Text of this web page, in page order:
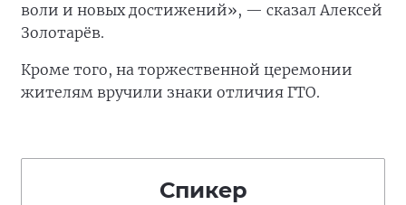
воли и новых достижений», — сказал Алексей
Золотарёв.
Кроме того, на торжественной церемонии
жителям вручили знаки отличия ГТО.
Спикер